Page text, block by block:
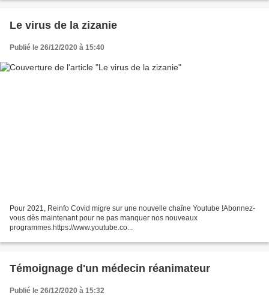
Le virus de la zizanie
Publié le 26/12/2020 à 15:40
Pour 2021, Reinfo Covid migre sur une nouvelle chaîne Youtube !Abonnez-
vous dès maintenant pour ne pas manquer nos nouveaux
programmes.https://www.youtube.co...
Témoignage d'un médecin réanimateur
Publié le 26/12/2020 à 15:32